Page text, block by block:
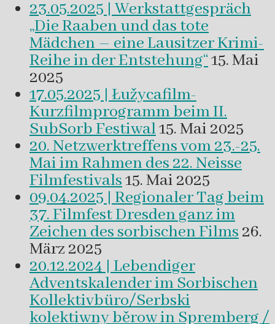
23.05.2025 | Werkstattgespräch
„Die Raaben und das tote
Mädchen – eine Lausitzer Krimi-
Reihe in der Entstehung“15. Mai
2025
17.05.2025 | Łužycafilm-
Kurzfilmprogramm beim II.
SubSorb Festiwal15. Mai 2025
20. Netzwerktreffens vom 23.-25.
Mai im Rahmen des 22. Neisse
Filmfestivals15. Mai 2025
09.04.2025 | Regionaler Tag beim
37. Filmfest Dresden ganz im
Zeichen des sorbischen Films26.
März 2025
20.12.2024 | Lebendiger
Adventskalender im Sorbischen
Kollektivbüro/Serbski
kolektiwny běrow in Spremberg /